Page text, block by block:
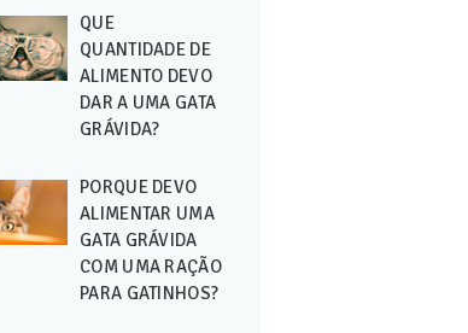
QUE
QUANTIDADE DE
ALIMENTO DEVO
DAR A UMA GATA
GRÁVIDA?
PORQUE DEVO
ALIMENTAR UMA
GATA GRÁVIDA
COM UMA RAÇÃO
PARA GATINHOS?